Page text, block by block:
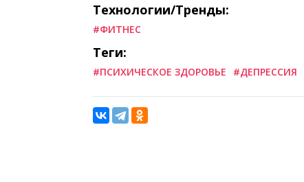
Технологии/Тренды:
#ФИТНЕС
Теги:
#ПСИХИЧЕСКОЕ ЗДОРОВЬЕ #ДЕПРЕССИЯ